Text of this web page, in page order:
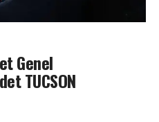
Genel
TUCSON